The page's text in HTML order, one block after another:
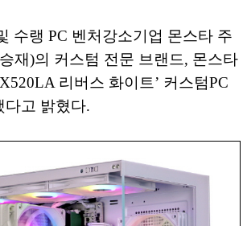
수랭 PC 벤처강소기업 몬스타 주
재)의 커스텀 전문 브랜드, 몬스타
리버스 화이트’ 커스텀PC
다고 밝혔다.